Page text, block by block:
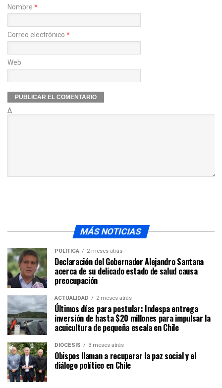
Nombre *
Correo electrónico *
Web
Δ
MÁS NOTICIAS
POLÍTICA 2 meses atrás
Declaración del Gobernador Alejandro Santana
acerca de su delicado estado de salud causa
preocupación
ACTUALIDAD 2 meses atrás
Últimos días para postular: Indespa entrega
inversión de hasta $20 millones para impulsar la
acuicultura de pequeña escala en Chile
DIÓCESIS 3 meses atrás
Obispos llaman a recuperar la paz social y el
diálogo político en Chile